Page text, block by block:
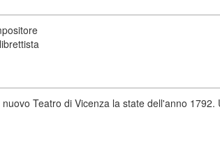
Teatro di Vicenza la state dell'anno